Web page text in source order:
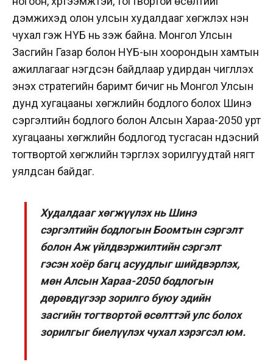
дэмжихэд олон улсын худалдааг хөгжүүлэх нэн
чухал гэж НҮБ нь үзэж байна. Монгол Улсын
Засгийн Газар болон НҮБ-ын хоорондын хамтын
ажиллагааг нэгдсэн байдлаар удирдан чиглүүлэх
энэхүү стратегийн баримт бичиг нь Монгол Улсын
дунд хугацааны хөгжлийн бодлого болох Шинэ
сэргэлтийн бодлого болон Алсын Хараа-2050 урт
хугацааны хөгжлийн бодлогод тусгасан үндэсний
тогтвортой хөгжлийн тэргүүлэх зорилгуудтай нягт
уялдсан байдаг.
Худалдааг хөгжүүлэх нь Шинэ
сэргэлтийн бодлогын Боомтын сэргэлт
болон Аж үйлдвэржилтийн сэргэлт
гэсэн хоёр багц асуудлыг шийдвэрлэх,
мөн Алсын Хараа-2050 бодлогын
дөрөвдүгээр зорилго буюу эдийн
засгийн тогтвортой өсөлттэй улс болох
зорилгыг биелүүлэх чухал хэрэгсэл юм.